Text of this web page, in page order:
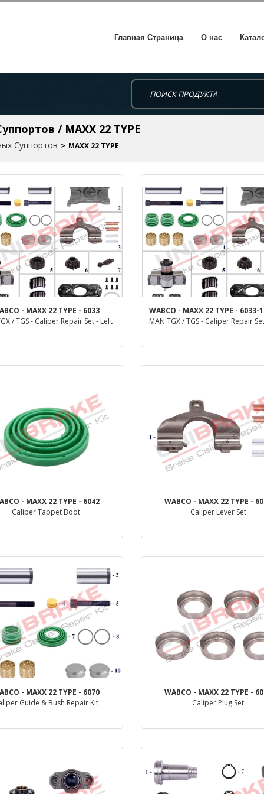
Главная Страница О нас
/ MAXX 22 TYPE
Суппортов MAXX 22 TYPE
- MAXX 22 TYPE - 6033
/ TGS - Caliper Repair Set - Left
WABCO - MAXX 22 TYPE - 6033-
MAN TGX / TGS - Caliper Repair
- MAXX 22 TYPE - 6042
Caliper Tappet Boot
WABCO - MAXX 22 TYPE -
Caliper Lever Set
- MAXX 22 TYPE - 6070
Guide & Bush Repair Kit
WABCO - MAXX 22 TYPE -
Caliper Plug Set